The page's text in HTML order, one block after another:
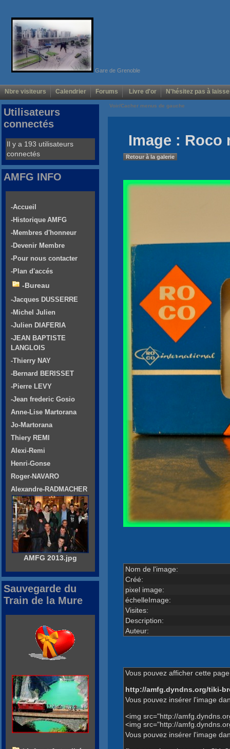
Gare de Grenoble
Nbre visiteurs Calendrier Forums Livre d'or N'hésitez pas à
Voir/Cacher menus de gauche
Image : Roco
Retour à la galerie
Nom de l'image:
Créé:
pixel image:
échelleImage:
Visites:
Description:
Auteur:
Vous pouvez afficher cette
http://amfg.dyndns.org/tiki-
Vous pouvez insérer l'image
<img src="http://
<img src="http://
Vous pouvez insérer l'image
Utilisateurs
connectés
Il y a 193 utilisateurs
connectés
AMFG INFO
-Accueil
-Historique AMFG
-Membres d'honneur
-Devenir Membre
-Pour nous contacter
-Plan d'accés
-Bureau
-Jacques DUSSERRE
-Michel Julien
-Julien DIAFERIA
-JEAN BAPTISTE
LANGLOIS
-Thierry NAY
-Bernard BERISSET
-Pierre LEVY
-Jean frederic Gosio
Anne-Lise Martorana
Jo-Martorana
Thiery REMI
Alexi-Remi
Henri-Gonse
Roger-NAVARO
Alexandre-RADMACHER
AMFG 2013.jpg
Sauvegarde du
Train de la Mure